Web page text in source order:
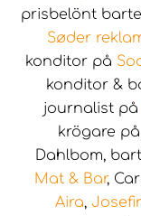
prisbelönt
Søder
konditor på
konditor &
journalist på
krögare på
Dahlbom,
Mat & Bar,
Aira,